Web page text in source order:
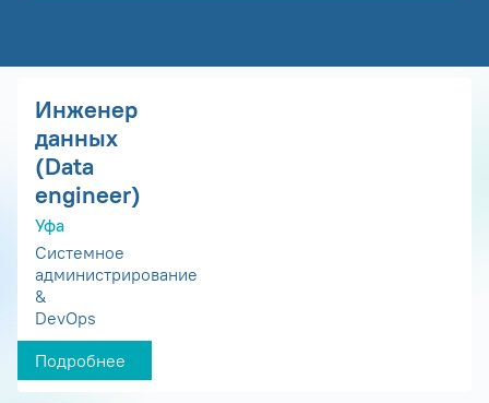
Инженер
данных
(Data
engineer)
Уфа
Системное
администрирование
&
DevOps
Подробнее